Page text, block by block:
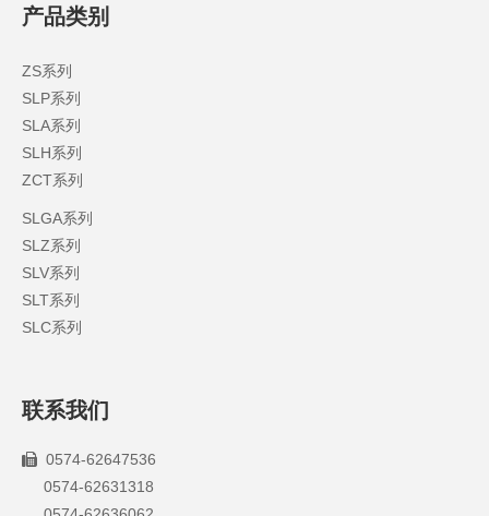
产品类别
ZS系列
SLP系列
SLA系列
SLH系列
ZCT系列
SLGA系列
SLZ系列
SLV系列
SLT系列
SLC系列
联系我们
 0574-62647536
0574-62631318